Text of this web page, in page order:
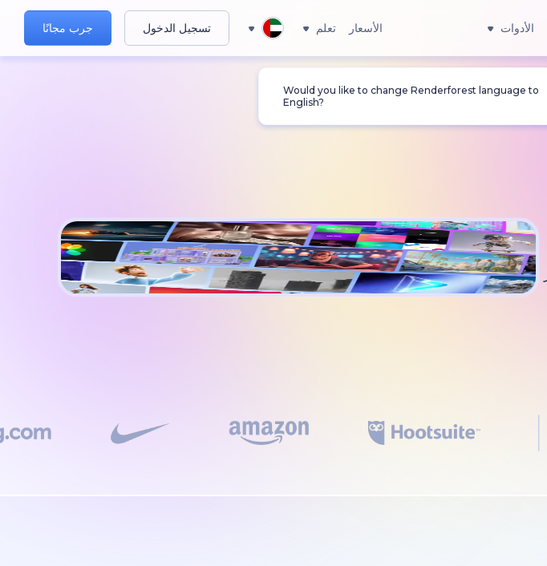
الأدوات الأسعار تعلم تسجيل الدخول جرب مجانًا
Would you like to change Renderforest language to
English?